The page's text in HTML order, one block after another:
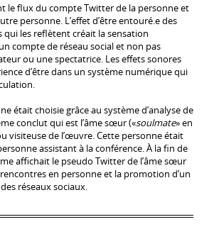
le flux du compte Twitter de la personne et
personne. L’effet d’être entouré.e des
qui les reflètent créait la sensation
compte de réseau social et non pas
ou une spectatrice. Les effets sonores
d’être dans un système numérique qui
était choisie grâce au système d’analyse de
conclut qui est l’âme sœur («soulmate» en
visiteuse de l’œuvre. Cette personne était
assistant à la conférence. À la fin de
affichait le pseudo Twitter de l’âme sœur
en personne et la promotion d’un
réseaux sociaux.